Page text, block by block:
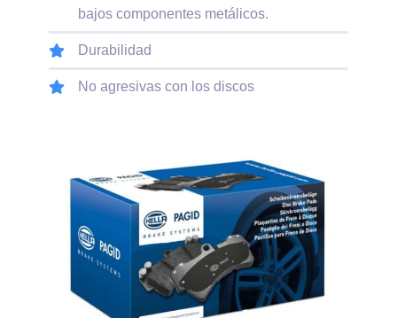
bajos componentes metálicos.
Durabilidad
No agresivas con los discos